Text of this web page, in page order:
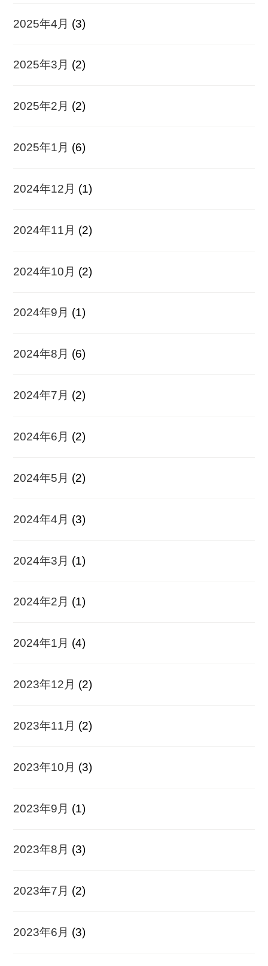
2025年4月 (3)
2025年3月 (2)
2025年2月 (2)
2025年1月 (6)
2024年12月 (1)
2024年11月 (2)
2024年10月 (2)
2024年9月 (1)
2024年8月 (6)
2024年7月 (2)
2024年6月 (2)
2024年5月 (2)
2024年4月 (3)
2024年3月 (1)
2024年2月 (1)
2024年1月 (4)
2023年12月 (2)
2023年11月 (2)
2023年10月 (3)
2023年9月 (1)
2023年8月 (3)
2023年7月 (2)
2023年6月 (3)